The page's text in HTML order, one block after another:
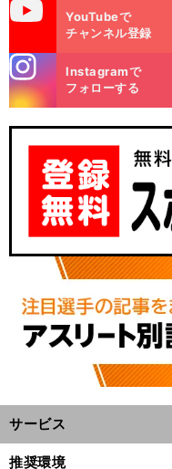
YouTubeで
チャンネル登録
m
Instagramで
フォローする
サービス
推奨環境